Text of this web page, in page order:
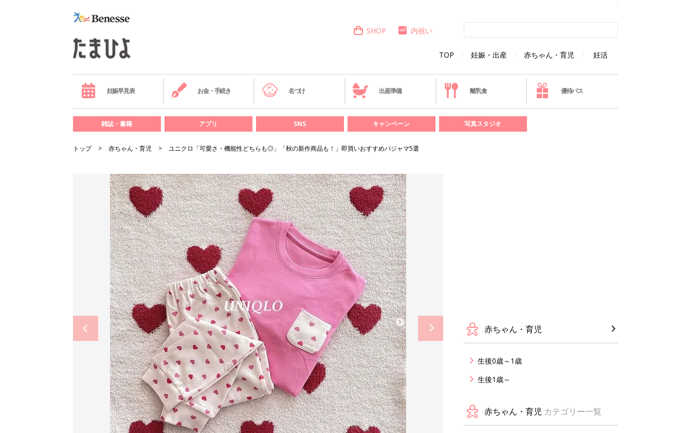
TOP 妊娠・出産 赤ちゃん・育児 妊活
SHOP 内祝い
妊娠早見表 お金・手続き 名づけ 出産準備 離乳食 優待パス
雑誌・書籍 アプリ SNS キャンペーン 写真スタジオ
トップ 赤ちゃん・育児 ユニクロ「可愛さ・機能性どちらも◎」「秋の新作商品も！」即買いおすすめパジャマ5選
赤ちゃん・育児
生後0歳～1歳
生後1歳～
赤ちゃん・育児 カテゴリー一覧